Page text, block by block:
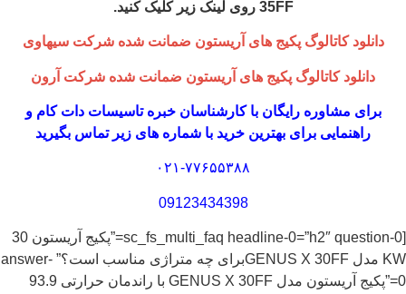
35FF روی لینک زیر کلیک کنید.
دانلود کاتالوگ پکیج های آریستون ضمانت شده شرکت سیهاوی
دانلود کاتالوگ پکیج های آریستون ضمانت شده شرکت آرون
برای مشاوره رایگان با کارشناسان خبرهتاسیسات دات کام و
راهنمایی برای بهترین خرید با شماره های زیر تماس بگیرید
۰۲۱-۷۷۶۵۵۳۸۸
09123434398
[sc_fs_multi_faq headline-0=”h2″ question-0=”پکیج آریستون 30
KW مدل GENUS X 30FFبرای چه متراژی مناسب است؟” answer-
0=”پکیج آریستون مدل GENUS X 30FF با راندمان حرارتی 93.9